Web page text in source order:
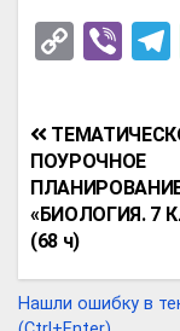
C
py
Li
n
k
Vi
er
Навигация
по
записям
ПОУРОЧНОЕ
«БИОЛОГИЯ. 7
(68 ч)
Нашли ошибку в